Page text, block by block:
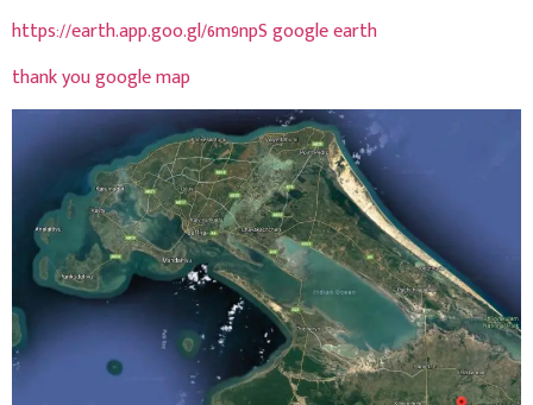
https://earth.app.goo.gl/6m9npS google earth
thank you google map